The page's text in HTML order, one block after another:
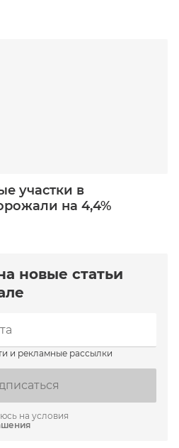
участки в
на 4,4%
новые статьи
и рекламные рассылки
на условия